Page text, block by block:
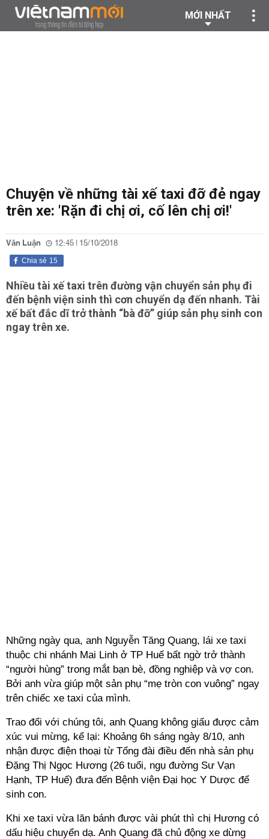
MỚI NHẤT
Chuyện về những tài xế taxi đỡ đẻ ngay
trên xe: 'Rặn đi chị ơi, cố lên chị ơi!'
Văn Luận 12:45 | 15/10/2018
15
Chia sẻ
Nhiều tài xế taxi trên đường vận chuyển sản phụ đi
đến bệnh viện sinh thì cơn chuyển dạ đến nhanh. Tài
xế bất đắc dĩ trở thành “bà đỡ” giúp sản phụ sinh con
ngay trên xe.
Những ngày qua, anh Nguyễn Tăng Quang, lái xe taxi
thuộc chi nhánh Mai Linh ở TP Huế bất ngờ trở thành
“người hùng” trong mắt bạn bè, đồng nghiệp và vợ con.
Bởi anh vừa giúp một sản phụ “mẹ tròn con vuông” ngay
trên chiếc xe taxi của mình.
Trao đổi với chúng tôi, anh Quang không giấu được cảm
xúc vui mừng, kể lại: Khoảng 6h sáng ngày 8/10, anh
nhận được điện thoại từ Tổng đài điều đến nhà sản phụ
Đặng Thị Ngọc Hương (26 tuổi, ngụ đường Sư Vạn
Hạnh, TP Huế) đưa đến Bệnh viện Đại học Y Dược để
sinh con.
Khi xe taxi vừa lăn bánh được vài phút thì chị Hương có
dấu hiệu chuyển dạ. Anh Quang đã chủ động xe dừng